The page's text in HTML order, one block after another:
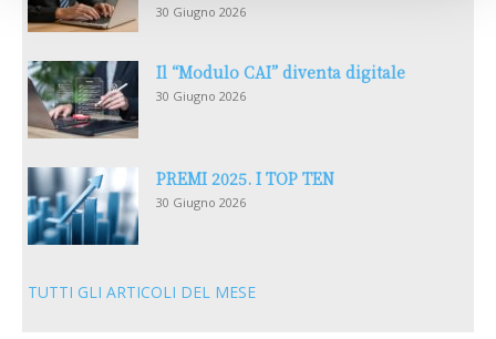
30 Giugno 2026
Il “Modulo CAI” diventa digitale
30 Giugno 2026
PREMI 2025. I TOP TEN
30 Giugno 2026
TUTTI GLI ARTICOLI DEL MESE